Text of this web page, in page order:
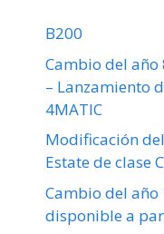
B200
Cambio del año
– Lanzamiento
4MATIC
Modificación
Estate de clase
Cambio del año
disponible a